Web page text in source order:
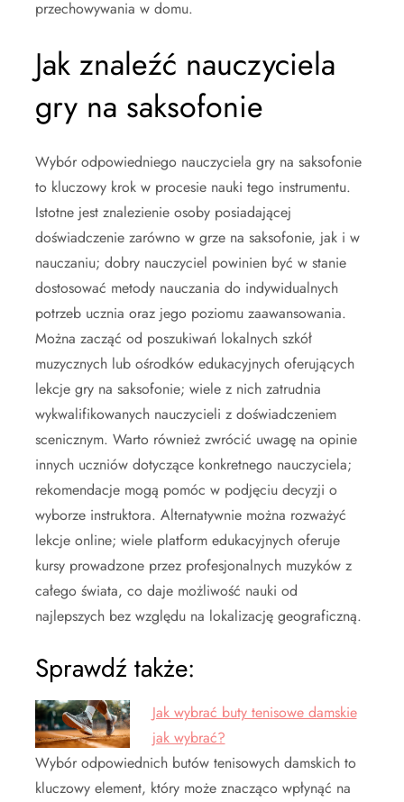
przechowywania w domu.
Jak znaleźć nauczyciela
gry na saksofonie
Wybór odpowiedniego nauczyciela gry na saksofonie
to kluczowy krok w procesie nauki tego instrumentu.
Istotne jest znalezienie osoby posiadającej
doświadczenie zarówno w grze na saksofonie, jak i w
nauczaniu; dobry nauczyciel powinien być w stanie
dostosować metody nauczania do indywidualnych
potrzeb ucznia oraz jego poziomu zaawansowania.
Można zacząć od poszukiwań lokalnych szkół
muzycznych lub ośrodków edukacyjnych oferujących
lekcje gry na saksofonie; wiele z nich zatrudnia
wykwalifikowanych nauczycieli z doświadczeniem
scenicznym. Warto również zwrócić uwagę na opinie
innych uczniów dotyczące konkretnego nauczyciela;
rekomendacje mogą pomóc w podjęciu decyzji o
wyborze instruktora. Alternatywnie można rozważyć
lekcje online; wiele platform edukacyjnych oferuje
kursy prowadzone przez profesjonalnych muzyków z
całego świata, co daje możliwość nauki od
najlepszych bez względu na lokalizację geograficzną.
Sprawdź także:
Jak wybrać buty tenisowe damskie
jak wybrać?
Wybór odpowiednich butów tenisowych damskich to
kluczowy element, który może znacząco wpłynąć na